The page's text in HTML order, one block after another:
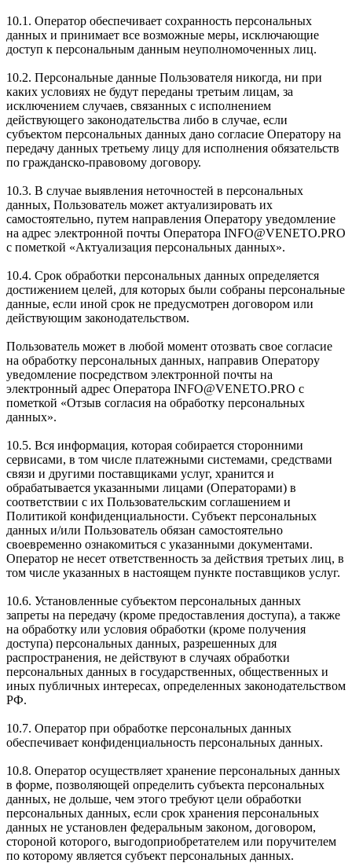
10.1. Оператор обеспечивает сохранность персональных
данных и принимает все возможные меры, исключающие
доступ к персональным данным неуполномоченных лиц.
10.2. Персональные данные Пользователя никогда, ни при
каких условиях не будут переданы третьим лицам, за
исключением случаев, связанных с исполнением
действующего законодательства либо в случае, если
субъектом персональных данных дано согласие Оператору на
передачу данных третьему лицу для исполнения обязательств
по гражданско-правовому договору.
10.3. В случае выявления неточностей в персональных
данных, Пользователь может актуализировать их
самостоятельно, путем направления Оператору уведомление
на адрес электронной почты Оператора INFO@VENETO.PRO
с пометкой «Актуализация персональных данных».
10.4. Срок обработки персональных данных определяется
достижением целей, для которых были собраны персональные
данные, если иной срок не предусмотрен договором или
действующим законодательством.
Пользователь может в любой момент отозвать свое согласие
на обработку персональных данных, направив Оператору
уведомление посредством электронной почты на
электронный адрес Оператора INFO@VENETO.PRO с
пометкой «Отзыв согласия на обработку персональных
данных».
10.5. Вся информация, которая собирается сторонними
сервисами, в том числе платежными системами, средствами
связи и другими поставщиками услуг, хранится и
обрабатывается указанными лицами (Операторами) в
соответствии с их Пользовательским соглашением и
Политикой конфиденциальности. Субъект персональных
данных и/или Пользователь обязан самостоятельно
своевременно ознакомиться с указанными документами.
Оператор не несет ответственность за действия третьих лиц, в
том числе указанных в настоящем пункте поставщиков услуг.
10.6. Установленные субъектом персональных данных
запреты на передачу (кроме предоставления доступа), а также
на обработку или условия обработки (кроме получения
доступа) персональных данных, разрешенных для
распространения, не действуют в случаях обработки
персональных данных в государственных, общественных и
иных публичных интересах, определенных законодательством
РФ.
10.7. Оператор при обработке персональных данных
обеспечивает конфиденциальность персональных данных.
10.8. Оператор осуществляет хранение персональных данных
в форме, позволяющей определить субъекта персональных
данных, не дольше, чем этого требуют цели обработки
персональных данных, если срок хранения персональных
данных не установлен федеральным законом, договором,
стороной которого, выгодоприобретателем или поручителем
по которому является субъект персональных данных.